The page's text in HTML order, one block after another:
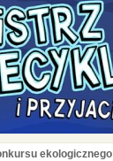
ekologicznego